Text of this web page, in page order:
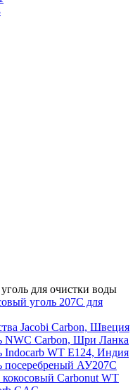
для очистки воды
уголь 207C для
Jacobi Carbon, Швеция
NWC Carbon, Шри Ланка
Indocarb WT E124, Индия
посеребреный АУ207С
Carbonut WT